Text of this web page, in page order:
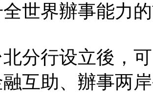
全世界辦事能力
北分行设立後，
互助、辦事两